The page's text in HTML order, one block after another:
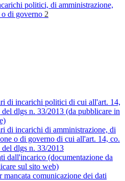
politici, di amministrazione,
di governo 2
di incarichi politici di cui all'art. 14,
del dlgs n. 33/2013 (da pubblicare in
di incarichi di amministrazione, di
o di governo di cui all'art. 14, co.
del dlgs n. 33/2013
dall'incarico (documentazione da
sul sito web)
mancata comunicazione dei dati